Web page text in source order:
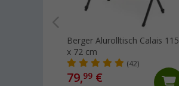
Berger Alurolltisch Calais 115
x 72 cm
(42)
79,99 €